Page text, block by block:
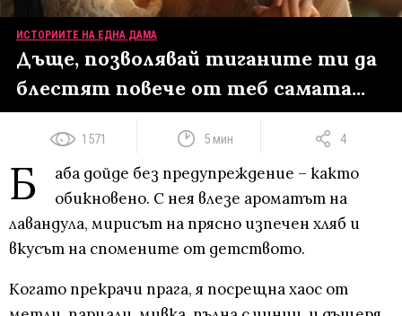
ИСТОРИИТЕ НА ЕДНА ДАМА
Дъще, позволявай тиганите ти да
блестят повече от теб самата...
1571 5 мин 4
Б
аба дойде без предупреждение – както
обикновено. С нея влезе ароматът на
лавандула, мирисът на прясно изпечен хляб и
вкусът на спомените от детството.
Когато прекрачи прага, я посрещна хаос от